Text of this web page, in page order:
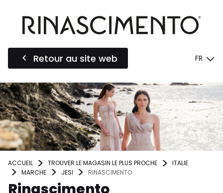
Retour au site web FR
ACCUEIL TROUVER LE MAGASIN LE PLUS PROCHE
ITALIE
MARCHE
JESI RINASCIMENTO